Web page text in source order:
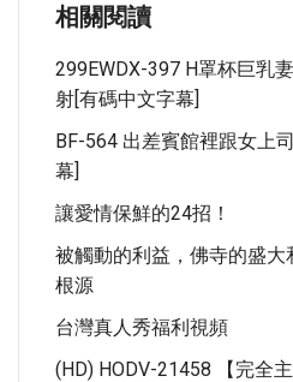
相關閱讀
299EWDX-397 H罩杯巨乳
射[有碼中文字幕]
BF-564 出差賓館裡跟女上
幕]
讓愛情保鮮的24招！
被觸動的利益，佛寺的盛
根源
台灣真人秀福利視頻
(HD) HODV-21458 【完全